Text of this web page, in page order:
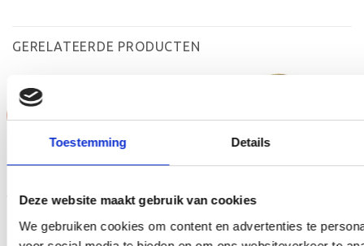
Toestemming Details
Deze website maakt gebruik van cookies
We gebruiken cookies om content en advertenties te
GERELATEERDE PRODUCTEN
Toevoegen
verlanglijst
verlanglijst